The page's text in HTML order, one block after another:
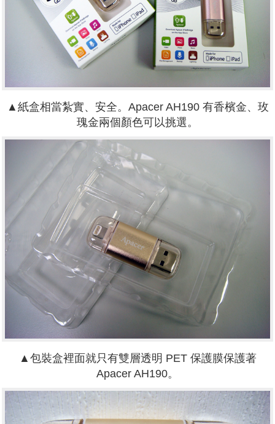
▲紙盒相當紮實、安全。Apacer AH190 有香檳金、玫
瑰金兩個顏色可以挑選。
▲包裝盒裡面就只有雙層透明 PET 保護膜保護著
Apacer AH190。